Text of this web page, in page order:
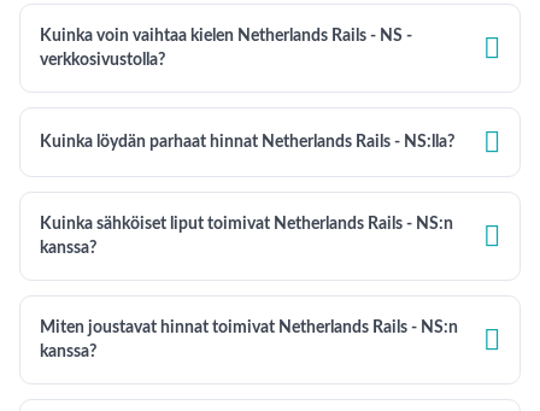
Kuinka voin vaihtaa kielen Netherlands Rails - NS -
verkkosivustolla?

Kuinka löydän parhaat hinnat Netherlands Rails - NS:lla? 
Kuinka sähköiset liput toimivat Netherlands Rails - NS:n
kanssa?

Miten joustavat hinnat toimivat Netherlands Rails - NS:n
kanssa?
